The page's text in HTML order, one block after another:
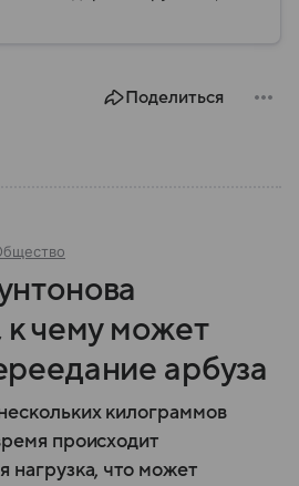
и внешнеполитической
Поделиться
к чему может
арбуза
килограммов
происходит
нагрузка, что может